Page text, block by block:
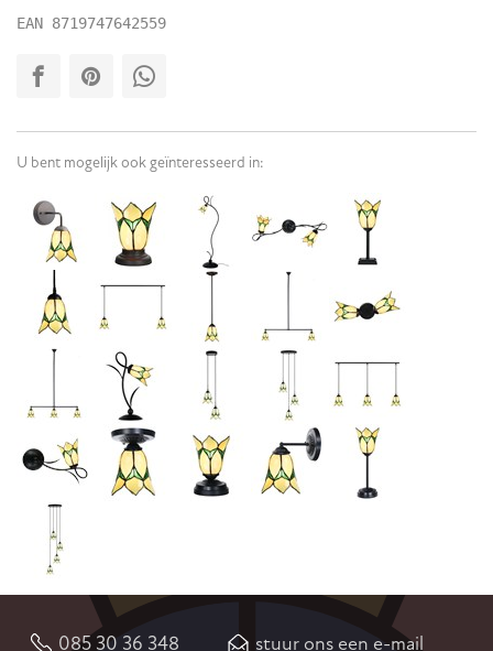
EAN 8719747642559
U bent mogelijk ook geïnteresseerd in:
085 30 36 348 stuur ons een e-mail